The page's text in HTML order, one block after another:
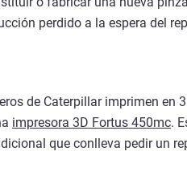
perdido a la espera del
de Caterpillar imprimen en
impresora 3D Fortus 450mc.
que conlleva pedir un